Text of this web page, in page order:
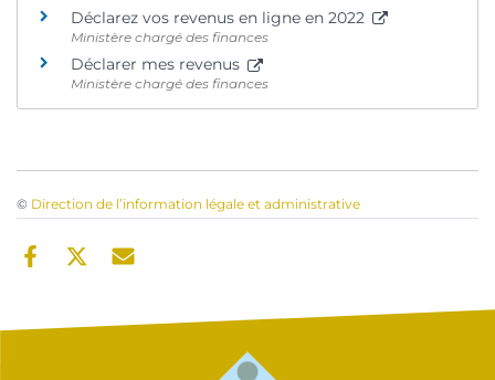
Déclarez vos revenus en ligne en 2022
Ministère chargé des finances
Déclarer mes revenus
Ministère chargé des finances
© Direction de l’information légale et administrative